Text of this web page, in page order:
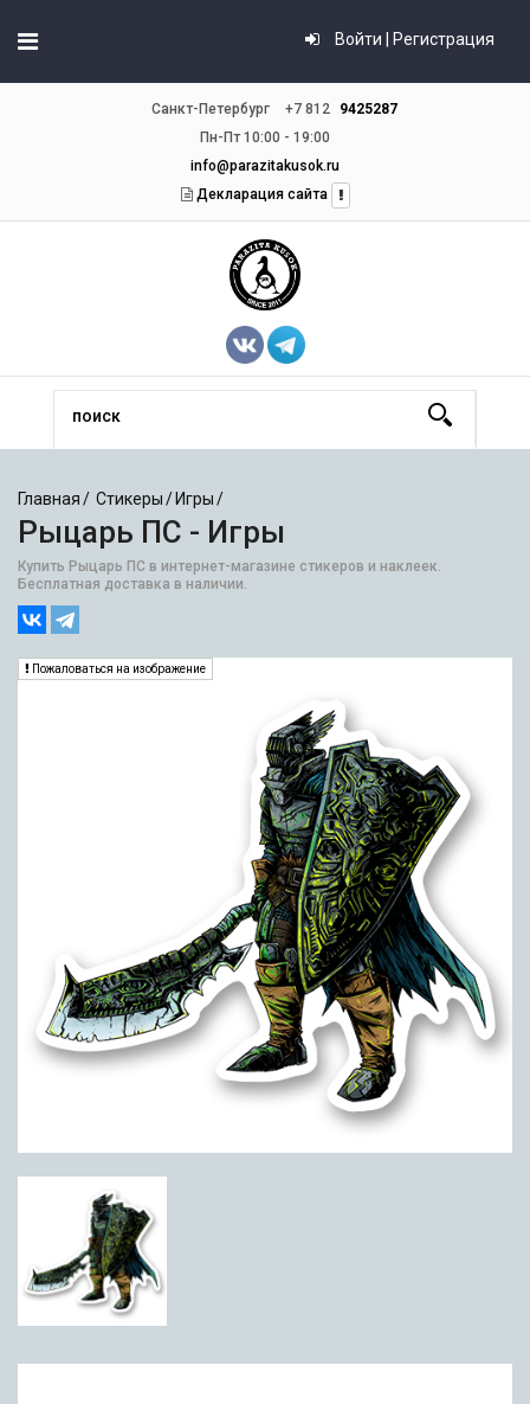
Войти | Регистрация
Санкт-Петербург +7 812
9425287
Пн-Пт 10:00 - 19:00
info@parazitakusok.ru
Декларация сайта
Главная Стикеры Игры
Рыцарь ПС - Игры
Купить Рыцарь ПС в интернет-магазине стикеров и наклеек.
Бесплатная доставка в наличии.
Пожаловаться на изображение